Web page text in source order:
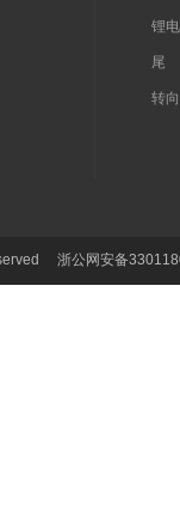
锂
尾
转
浙公网安备